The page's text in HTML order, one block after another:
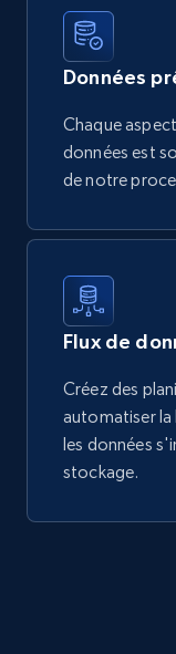
Données
Chaque
données est
de notre
Flux de
Créez des
automatiser la
les données
stockage.